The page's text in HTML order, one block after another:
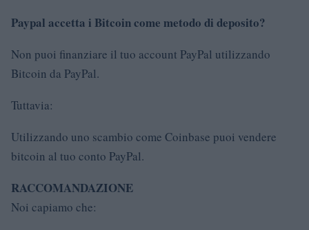
Paypal accetta i Bitcoin come metodo di deposito?
Non puoi finanziare il tuo account PayPal utilizzando
Bitcoin da PayPal.
Tuttavia:
Utilizzando uno scambio come Coinbase puoi vendere
bitcoin al tuo conto PayPal.
RACCOMANDAZIONE
Noi capiamo che: